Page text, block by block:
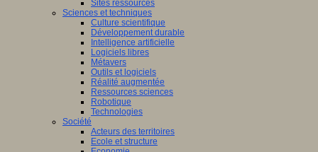
Sites ressources
Sciences et techniques
Culture scientifique
Développement durable
Intelligence artificielle
Logiciels libres
Métavers
Outils et logiciels
Réalité augmentée
Ressources sciences
Robotique
Technologies
Société
Acteurs des territoires
Ecole et structure